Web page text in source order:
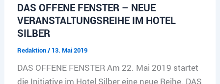
DAS OFFENE FENSTER – NEUE
VERANSTALTUNGSREIHE IM HOTEL
SILBER
Redaktion/ 13. Mai 2019
DAS OFFENE FENSTER Am 22. Mai 2019 startet
die Initiative im Hotel Silber eine neue Reihe. DAS